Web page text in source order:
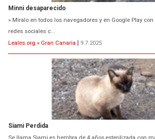
Minni desaparecido
» Míralo en todos los navegadores y en Google Play
redes sociales c...
Leales.org » Gran Canaria | 9.7.2025
Siami Perdida
Se llama Siami,es hembra de 4 años,esterilizada con